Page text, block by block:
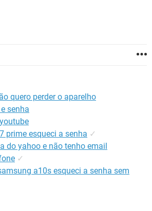
quero perder o aparelho
senha
prime esqueci a senha ✓
do yahoo e não tenho email
✓
a10s esqueci a senha sem